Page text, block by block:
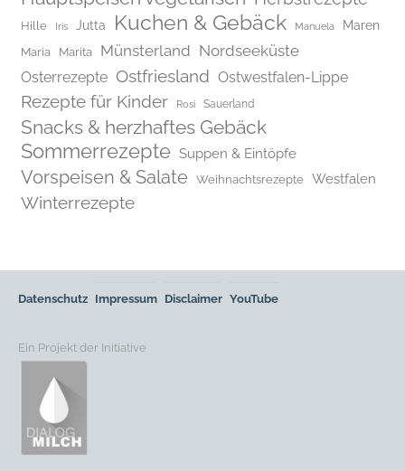
Hille Iris Jutta Kuchen & Gebäck Manuela Maren
Maria Marita Münsterland Nordseeküste
Osterrezepte Ostfriesland Ostwestfalen-Lippe
Rezepte für Kinder Rosi Sauerland
Snacks & herzhaftes Gebäck
Sommerrezepte Suppen & Eintöpfe
Vorspeisen & Salate Weihnachtsrezepte Westfalen
Winterrezepte
Datenschutz Impressum Disclaimer YouTube
Ein Projekt der Initiative